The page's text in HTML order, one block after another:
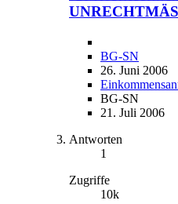
BG-SN
26. Juni 2006
BG-SN
21. Juli 2006
Antworten
1
Zugriffe
10k